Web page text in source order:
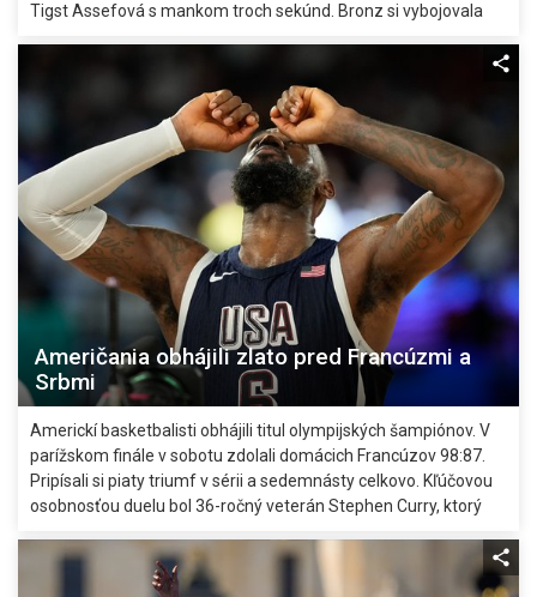
Tigst Assefová s mankom troch sekúnd. Bronz si vybojovala
získala aj najcennejší kov.
Američania obhájili zlato pred Francúzmi a
Srbmi
Americkí basketbalisti obhájili titul olympijských šampiónov. V
parížskom finále v sobotu zdolali domácich Francúzov 98:87.
Pripísali si piaty triumf v sérii a sedemnásty celkovo. Kľúčovou
osobnosťou duelu bol 36-ročný veterán Stephen Curry, ktorý